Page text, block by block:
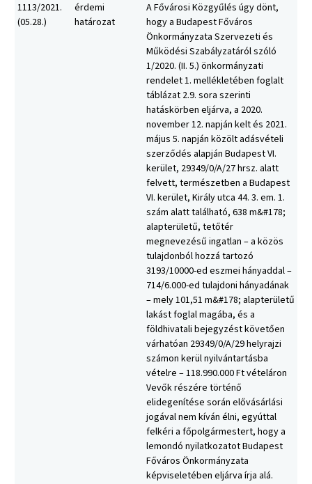
1113/2021.
(05.28.)
érdemi
határozat
A Fővárosi Közgyűlés úgy dönt,
hogy a Budapest Főváros
Önkormányzata Szervezeti és
Működési Szabályzatáról szóló
1/2020. (II. 5.) önkormányzati
rendelet 1. mellékletében foglalt
táblázat 2.9. sora szerinti
hatáskörben eljárva, a 2020.
november 12. napján kelt és 2021.
május 5. napján közölt adásvételi
szerződés alapján Budapest VI.
kerület, 29349/0/A/27 hrsz. alatt
felvett, természetben a Budapest
VI. kerület, Király utca 44. 3. em. 1.
szám alatt található, 638 m&#178;
alapterületű, tetőtér
megnevezésű ingatlan – a közös
tulajdonból hozzá tartozó
3193/10000-ed eszmei hányaddal –
714/6.000-ed tulajdoni hányadának
– mely 101,51 m&#178; alapterületű
lakást foglal magába, és a
földhivatali bejegyzést követően
várhatóan 29349/0/A/29 helyrajzi
számon kerül nyilvántartásba
vételre – 118.990.000 Ft vételáron
Vevők részére történő
elidegenítése során elővásárlási
jogával nem kíván élni, egyúttal
felkéri a főpolgármestert, hogy a
lemondó nyilatkozatot Budapest
Főváros Önkormányzata
képviseletében eljárva írja alá.